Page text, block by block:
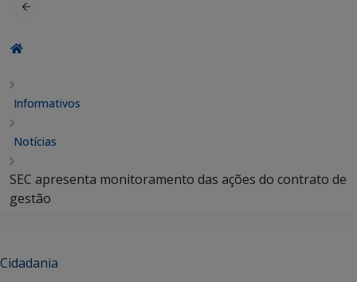
Informativos
Notícias
SEC apresenta monitoramento das ações do contrato de
gestão
Cidadania